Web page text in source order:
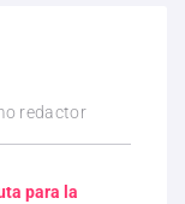
redactor
para la